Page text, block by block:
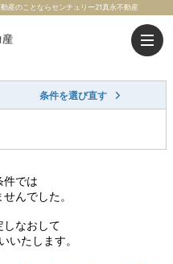
産のことならセンチュリー21真永不動産
条件を選び直す
件では
んでした。
しなおして
いたします。